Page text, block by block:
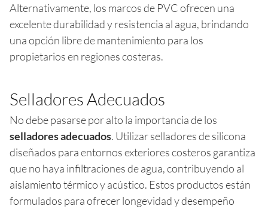
Alternativamente, los marcos de PVC ofrecen una
excelente durabilidad y resistencia al agua, brindando
una opción libre de mantenimiento para los
propietarios en regiones costeras.
Selladores Adecuados
No debe pasarse por alto la importancia de los
selladores adecuados. Utilizar selladores de silicona
diseñados para entornos exteriores costeros garantiza
que no haya infiltraciones de agua, contribuyendo al
aislamiento térmico y acústico. Estos productos están
formulados para ofrecer longevidad y desempeño